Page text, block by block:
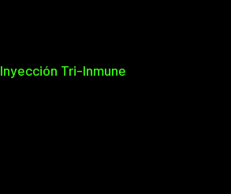
Inyección Tri-Inmune